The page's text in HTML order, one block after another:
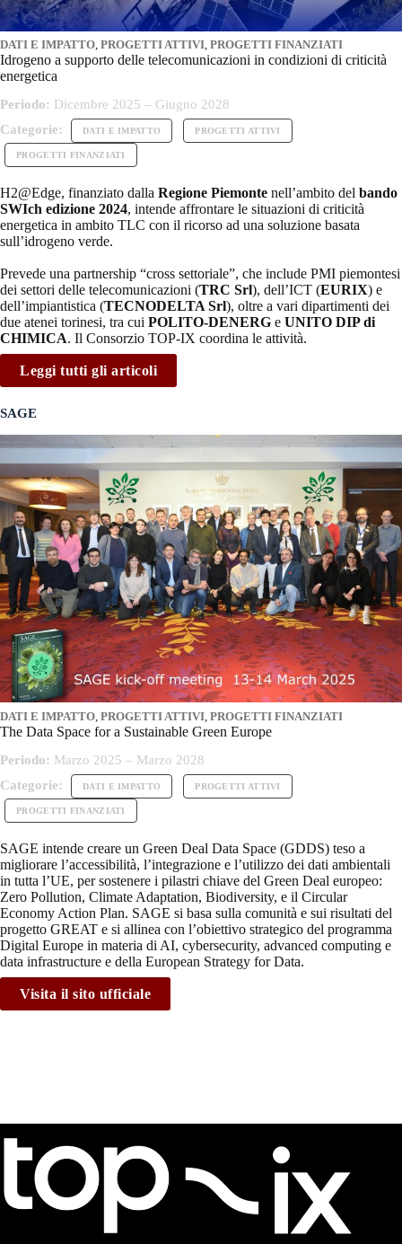
DATI E IMPATTO, PROGETTI ATTIVI, PROGETTI FINANZIATI
Idrogeno a supporto delle telecomunicazioni in condizioni di criticità
energetica
Periodo: Dicembre 2025 – Giugno 2028
Categorie:
DATI E IMPATTO PROGETTI ATTIVI
PROGETTI FINANZIATI
H2@Edge, finanziato dalla Regione Piemonte nell’ambito del bando
SWIch edizione 2024, intende affrontare le situazioni di criticità
energetica in ambito TLC con il ricorso ad una soluzione basata
sull’idrogeno verde.
Prevede una partnership “cross settoriale”, che include PMI piemontesi
dei settori delle telecomunicazioni (TRC Srl), dell’ICT (EURIX) e
dell’impiantistica (TECNODELTA Srl), oltre a vari dipartimenti dei
due atenei torinesi, tra cui POLITO-DENERG e UNITO DIP di
CHIMICA. Il Consorzio TOP-IX coordina le attività.
Leggi tutti gli articoli
SAGE
DATI E IMPATTO PROGETTI ATTIVI PROGETTI FINANZIATI
The Data Space for a Sustainable Green Europe
Periodo: Marzo 2025 – Marzo 2028
Categorie:
DATI E IMPATTO PROGETTI ATTIVI
PROGETTI FINANZIATI
SAGE intende creare un Green Deal Data Space (GDDS) teso a
migliorare l’accessibilità, l’integrazione e l’utilizzo dei dati ambientali
in tutta l’UE, per sostenere i pilastri chiave del Green Deal europeo:
Zero Pollution, Climate Adaptation, Biodiversity, e il Circular
Economy Action Plan. SAGE si basa sulla comunità e sui risultati del
progetto GREAT e si allinea con l’obiettivo strategico del programma
Digital Europe in materia di AI, cybersecurity, advanced computing e
data infrastructure e della European Strategy for Data.
Visita il sito ufficiale